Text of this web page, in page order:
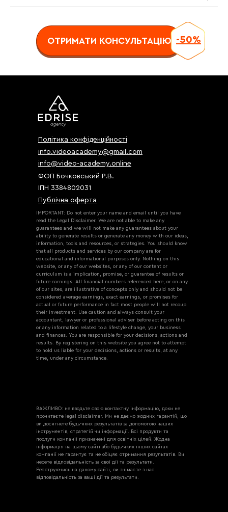
ОТРИМАТИ КОНСУЛЬТАЦІЮ -50%
Політика конфіденційності
ФОП Бочковський Р.В.
ІПН 3384802031
info.videoacademy@gmail.com
info@video-academy.online
IMPORTANT: Do not enter your name and email until you have
read the Legal Disclaimer. We are not able to make any
guarantees and we will not make any guarantees about your
ability to generate results or generate any money with our ideas,
information, tools and resources, or strategies. You should know
that all products and services by our company are for
educational and informational purposes only. Nothing on this
website, or any of our websites, or any of our content or
curriculum is a implication, promise, or guarantee of results or
future earnings. All financial numbers referenced here, or on any
of our sites, are illustrative of concepts only and should not be
considered average earnings, exact earnings, or promises for
actual or future performance in fact most people will not recoup
their investment. Use caution and always consult your
accountant, lawyer or professional adviser before acting on this
or any information related to a lifestyle change, your business
and finances. You are responsible for your decisions, actions and
results. By registering on this website you agree not to attempt
to hold us liable for your decisions, actions or results, at any
time, under any circumstance.
ВАЖЛИВО: не вводьте свою контактну інформацію, доки не
прочитаєте legal disclaimer. Ми не даємо жодних гарантій, що
ви досягнете будь-яких результатів за допомогою наших
інструментів, стратегій чи інформації. Всі продукти та
послуги компанії призначені для освітніх цілей. Жодна
інформація на цьому сайті або будь-яких інших сайтах
компанії не гарантує та не обіцяє отримання результатів. Ви
несете відповідальність за свої дії та результати.
Реєструючись на даному сайті, ви знімаєте з нас
відповідальність за ваші дії та результати.
Публічна оферта